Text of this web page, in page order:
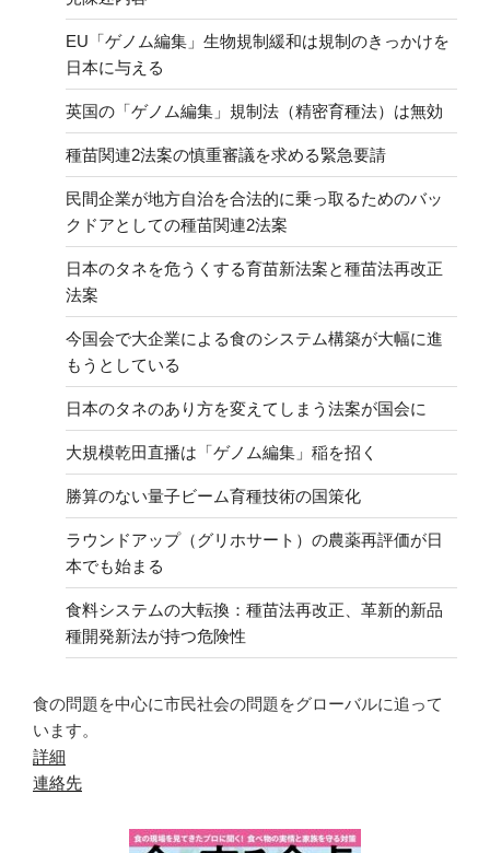
EU「ゲノム編集」生物規制緩和は規制のきっかけを
日本に与える
英国の「ゲノム編集」規制法（精密育種法）は無効
種苗関連2法案の慎重審議を求める緊急要請
民間企業が地方自治を合法的に乗っ取るためのバッ
クドアとしての種苗関連2法案
日本のタネを危うくする育苗新法案と種苗法再改正
法案
今国会で大企業による食のシステム構築が大幅に進
もうとしている
日本のタネのあり方を変えてしまう法案が国会に
大規模乾田直播は「ゲノム編集」稲を招く
勝算のない量子ビーム育種技術の国策化
ラウンドアップ（グリホサート）の農薬再評価が日
本でも始まる
食料システムの大転換：種苗法再改正、革新的新品
種開発新法が持つ危険性
食の問題を中心に市民社会の問題をグローバルに追って
います。
詳細
連絡先